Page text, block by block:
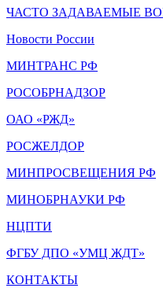
ЧАСТО ЗАДАВАЕМЫЕ
Новости России
МИНТРАНС РФ
РОСОБРНАДЗОР
ОАО «РЖД»
РОСЖЕЛДОР
МИНПРОСВЕЩЕНИЯ РФ
МИНОБРНАУКИ РФ
НЦПТИ
ФГБУ ДПО «УМЦ ЖДТ»
КОНТАКТЫ